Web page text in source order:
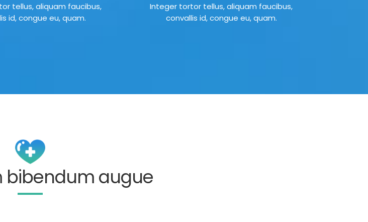
tellus, aliquam faucibus,
id, congue eu, quam.
Integer tortor tellus, aliquam faucibus,
convallis id, congue eu, quam.
bibendum augue